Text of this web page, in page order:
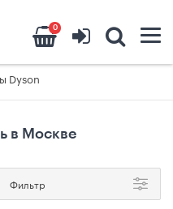
0
Dyson
в Москве
Фильтр